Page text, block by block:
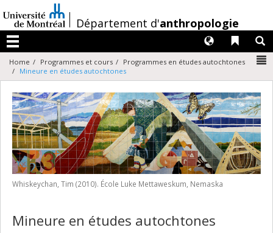
au
contenu
/Département d'anthropologie
Menu
Liens
Langues
Home Programmes et cours
Programmes en études autochtones
Mineure en études autochtones
Whiskeychan, Tim (2010). École Luke Mettaweskum, Nemaska
Mineure en études autochtones